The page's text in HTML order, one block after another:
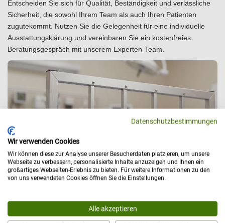
Entscheiden Sie sich für Qualität, Beständigkeit und verlässliche
Sicherheit, die sowohl Ihrem Team als auch Ihren Patienten
zugutekommt. Nutzen Sie die Gelegenheit für eine individuelle
Ausstattungsklärung und vereinbaren Sie ein kostenfreies
Beratungsgespräch mit unserem Experten-Team.
Datenschutzbestimmungen
Wir verwenden Cookies
Wir können diese zur Analyse unserer Besucherdaten platzieren, um unsere
Webseite zu verbessern, personalisierte Inhalte anzuzeigen und Ihnen ein
großartiges Webseiten-Erlebnis zu bieten. Für weitere Informationen zu den
von uns verwendeten Cookies öffnen Sie die Einstellungen.
Alle akzeptieren